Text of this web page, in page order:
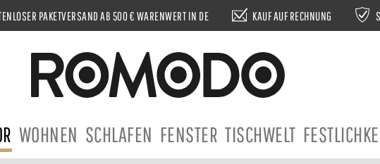
PAKETVERSAND AB 500 € WARENWERT IN DE KAUF AUF RECHNUNG
WOHNEN SCHLAFEN FENSTER TISCHWELT